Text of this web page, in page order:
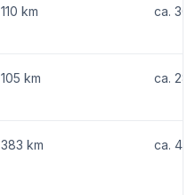
110 km ca. 30
105 km ca. 28
383 km ca. 48